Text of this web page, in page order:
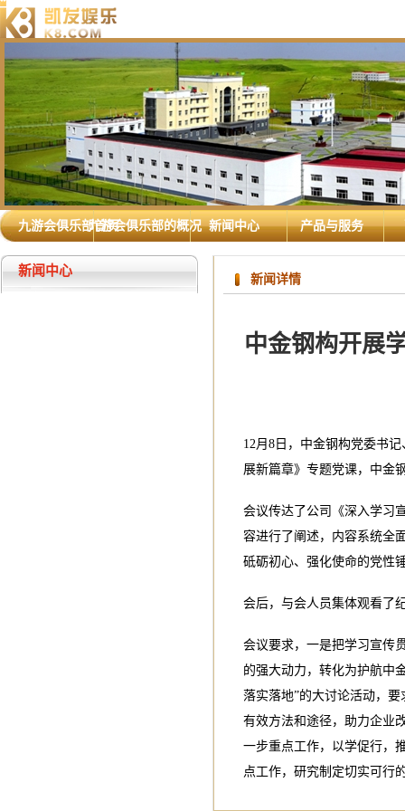
九游会俱乐部首页九游会俱乐部的概况 新闻中心 产品与服务
新闻中心
新闻详情
中金钢构开展
12月8日，中金钢构党委书
展新篇章》专题党课，中金
会议传达了公司《深入学习
容进行了阐述，内容系统全
砥砺初心、强化使命的党性
会后，与会人员集体观看了
会议要求，一是把学习宣传
的强大动力，转化为护航中
落实落地”的大讨论活动，
有效方法和途径，助力企业
一步重点工作，以学促行，
点工作，研究制定切实可行